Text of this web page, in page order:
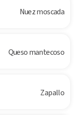
Nuez moscada
Queso mantecoso
Zapallo